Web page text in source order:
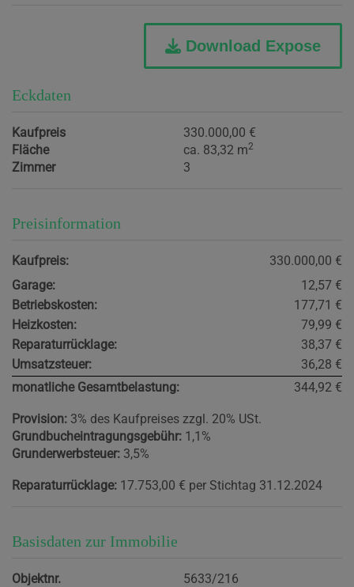
Download Expose
Eckdaten
Kaufpreis
330.000,00 €
Fläche
ca. 83,32 m2
Zimmer 3
Preisinformation
Kaufpreis:
330.000,00 €
Garage:
12,57 €
Betriebskosten:
177,71 €
Heizkosten:
79,99 €
Reparaturrücklage:
38,37 €
Umsatzsteuer:
36,28 €
monatliche Gesamtbelastung:
344,92 €
Provision: 3% des Kaufpreises zzgl. 20% USt.
Grundbucheintragungsgebühr: 1,1%
Grunderwerbsteuer: 3,5%
Reparaturrücklage: 17.753,00 € per Stichtag 31.12.2024
Basisdaten zur Immobilie
Objektnr.
5633/216